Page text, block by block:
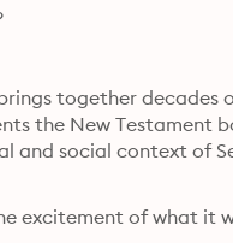
together decades
the New Testament
and social context of
excitement of what it